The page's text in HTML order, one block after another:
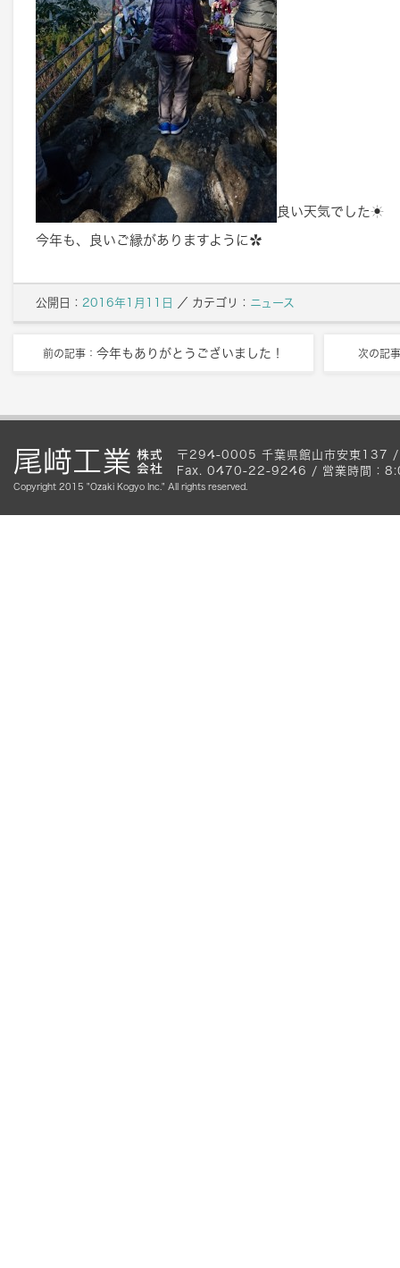
良い天気でした☀
今年も、良いご縁がありますように✿
公開日： 2016年1月11日 ／ カテゴリ： ニュース
前の記事： 今年もありがとうございました！ 次の記
〒294-0005 千葉県館山市安東
Fax. 0470-22-9246 / 営業時間：
Copyright 2015 "Ozaki Kogyo Inc." All rights reserved.